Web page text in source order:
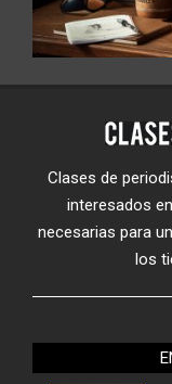
Clases de
interesados
necesarias para
los